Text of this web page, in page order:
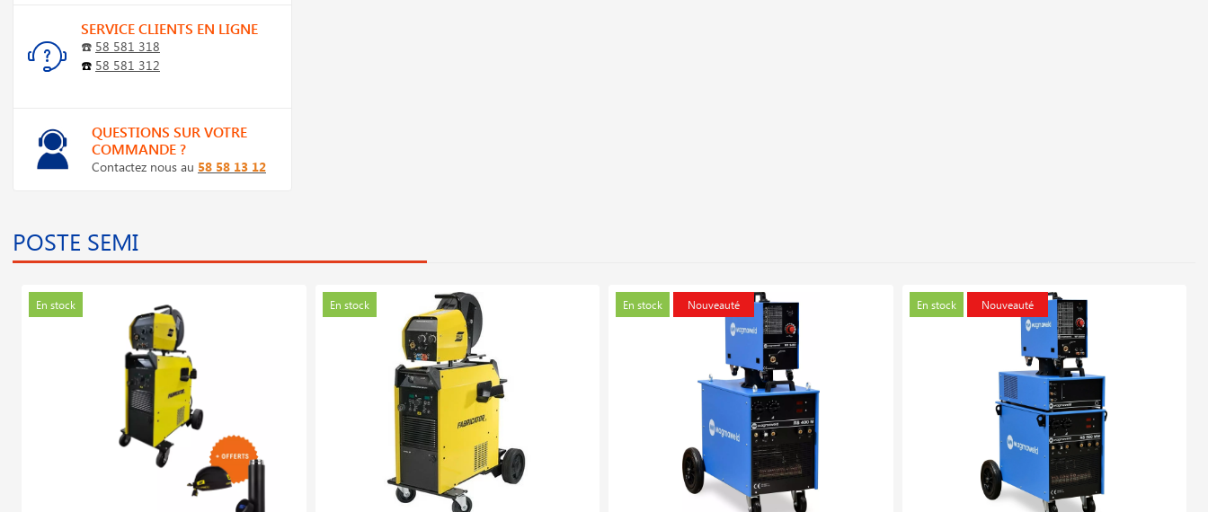
SERVICE CLIENTS EN LIGNE
☎️ 58 581 318
☎️ 58 581 312
QUESTIONS SUR VOTRE
COMMANDE ?
Contactez nous au 58 58 13 12
POSTE SEMI
En stock En stock En stock Nouveauté En stock Nouveauté